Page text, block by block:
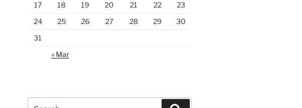
17
18 19 20 21 22
23
24
25 26 27 28 29
30
31
« Mar